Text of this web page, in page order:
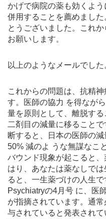
かげで病院の薬も効くよ
併用することを薦めまし
とうございました。これ
お願いします。
以上のようなメールでした
これからの問題は、抗精
す。医師の協力 を得なが
量を原則として、離脱す
二剤目の減量に移ること
断すると、日本の医師の
50% 減のよ うな無謀なこ
バウンド現象が起こると
はり、あなたは薬なしで
ると、一生薬づけの人生
Psychiatryの4月号 に、医
が指摘されています。通
与されていると発表され